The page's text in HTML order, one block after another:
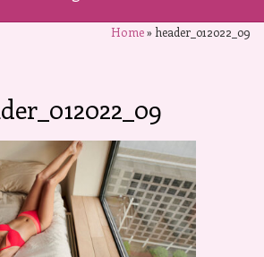
Home» header_012022_09